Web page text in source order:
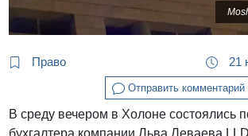
Право 21
Отправить комментарий
В среду вечером в Холоне состоялись